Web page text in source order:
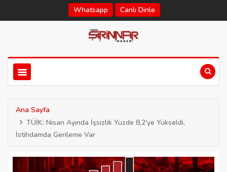
Whatsapp Canlı Dinle
Ana Sayfa
TÜİK: Nisan Ayında İşsizlik Yüzde 8,2'ye Yükseldi,
İstihdamda Gerileme Var